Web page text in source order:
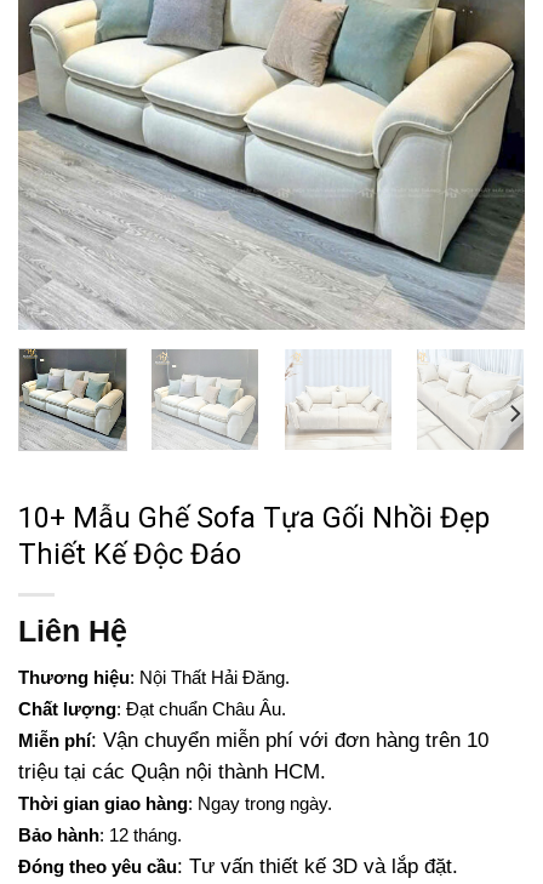
10+ Mẫu Ghế Sofa Tựa Gối Nhồi Đẹp
Thiết Kế Độc Đáo
Liên Hệ
Thương hiệu: Nội Thất Hải Đăng.
Chất lượng: Đạt chuẩn Châu Âu.
Miễn phí: Vận chuyển miễn phí với đơn hàng trên 10
triệu tại các Quận nội thành HCM.
Thời gian giao hàng: Ngay trong ngày.
Bảo hành: 12 tháng.
Đóng theo yêu cầu: Tư vấn thiết kế 3D và lắp đặt.